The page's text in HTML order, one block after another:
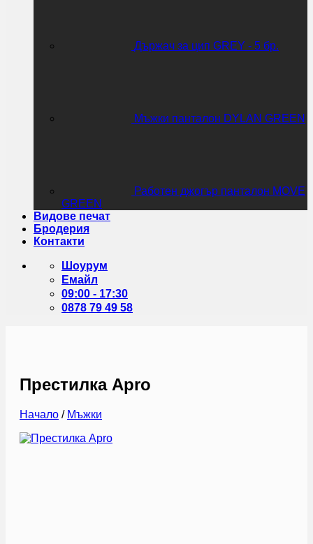
Държач за цип GREY - 5 бр.
Мъжки панталон DYLAN GREEN
Работен джогър панталон MOVE
GREEN
Видове печат
Бродерия
Контакти
Шоурум
Емайл
09:00 - 17:30
0878 79 49 58
Престилка Apro
Начало / Мъжки